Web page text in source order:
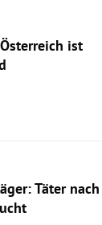
ist
Täter nach